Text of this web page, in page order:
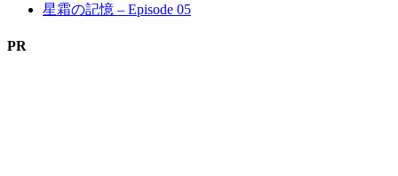
星霜の記憶 – Episode 05
PR